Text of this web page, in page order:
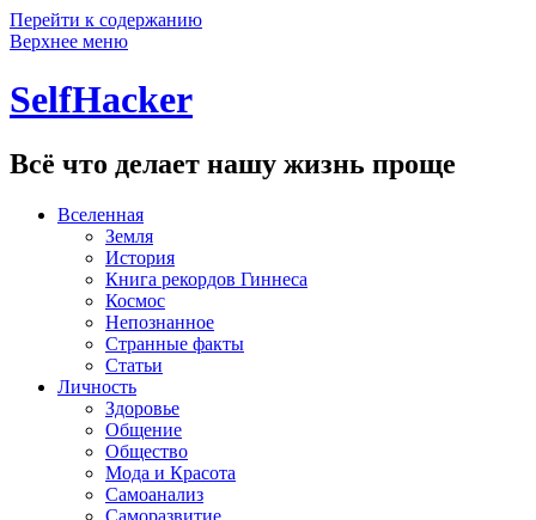
Перейти к содержанию
Верхнее меню
SelfHacker
Всё что делает нашу жизнь проще
Вселенная
Земля
История
Книга рекордов Гиннеса
Космос
Непознанное
Странные факты
Статьи
Личность
Здоровье
Общение
Общество
Мода и Красота
Самоанализ
Саморазвитие